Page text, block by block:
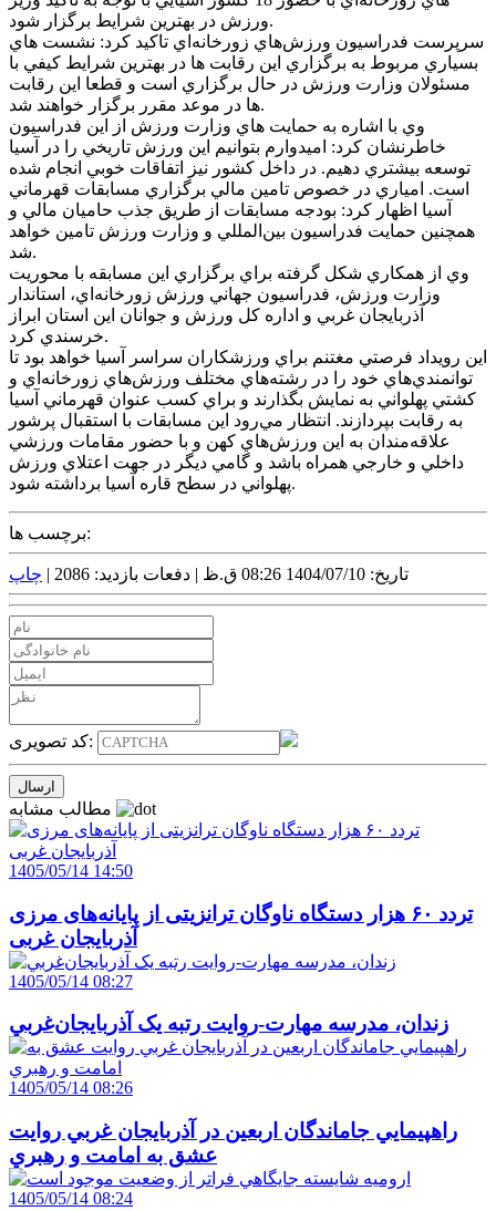
ورزش در بهترين شرايط برگزار شود.
سرپرست فدراسيون ورزش‌هاي زورخانه‌اي تاکيد کرد: نشست هاي
بسياري مربوط به برگزاري اين رقابت ها در بهترين شرايط کيفي با
مسئولان وزارت ورزش در حال برگزاري است و قطعا اين رقابت
ها در موعد مقرر برگزار خواهند شد.
وي با اشاره به حمايت هاي وزارت ورزش از اين فدراسيون
خاطرنشان کرد: اميدوارم بتوانيم اين ورزش تاريخي را در آسيا
توسعه بيشتري دهيم. در داخل کشور نيز اتفاقات خوبي انجام شده
است. امياري در خصوص تامين مالي برگزاري مسابقات قهرماني
آسيا اظهار کرد: بودجه مسابقات از طريق جذب حاميان مالي و
همچنين حمايت فدراسيون بين‌المللي و وزارت ورزش تامين خواهد
شد.
وي از همکاري شکل گرفته براي برگزاري اين مسابقه با محوريت
وزارت ورزش، فدراسيون جهاني ورزش زورخانه‌اي، استاندار
آذربايجان غربي و اداره کل ورزش و جوانان اين استان ابراز
خرسندي کرد.
اين رويداد فرصتي مغتنم براي ورزشکاران سراسر آسيا خواهد بود تا
توانمندي‌هاي خود را در رشته‌هاي مختلف ورزش‌هاي زورخانه‌اي و
کشتي پهلواني به نمايش بگذارند و براي کسب عنوان قهرماني آسيا
به رقابت بپردازند. انتظار مي‌رود اين مسابقات با استقبال پرشور
علاقه‌مندان به اين ورزش‌هاي کهن و با حضور مقامات ورزشي
داخلي و خارجي همراه باشد و گامي ديگر در جهت اعتلاي ورزش
پهلواني در سطح قاره آسيا برداشته شود.
برچسب ها:
تاریخ: 1404/07/10 08:26 ق.ظ | دفعات بازدید: 2086 | چاپ
کد تصویری:
1405/05/14 14:50
تردد ۶۰ هزار دستگاه ناوگان ترانزیتی از پایانه‌های مرزی
آذربایجان ‌غربی
1405/05/14 08:27
زندان، مدرسه مهارت-روايت رتبه يک آذربايجان‌غربي
1405/05/14 08:26
راهپيمايي جاماندگان اربعين در آذربايجان غربي روايت
عشق به امامت و رهبري
1405/05/14 08:24